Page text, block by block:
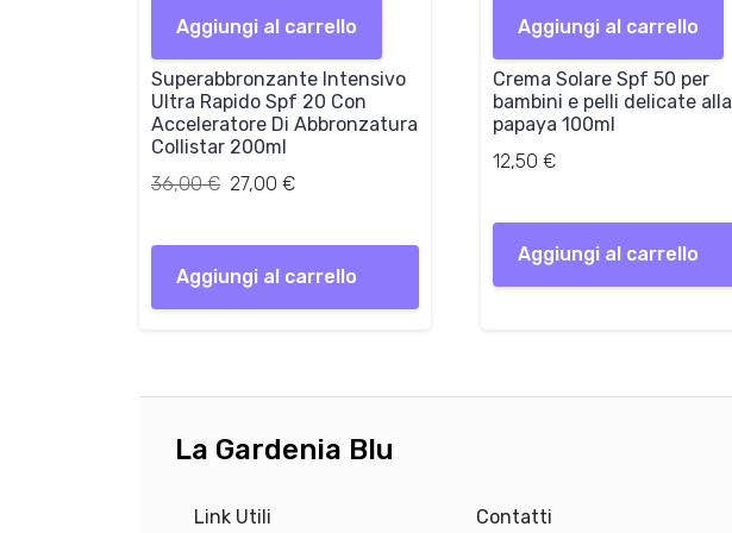
r
e
z
z
o
o
r
n
a
e
a
6
r
e
z
z
o
l
e
2
,
Aggiungi al carrello
Superabbronzante Intensivo
Ultra Rapido Spf 20 Con
Acceleratore Di Abbronzatura
Collistar 200ml
36,00€ Il
36,00 €.
27,00 €
27,00 €.
Aggiungi al carrello
Aggiungi al carrello
Crema Solare Spf 50 per
bambini e pelli delicate alla
papaya 100ml
12,50 €
Aggiungi al carrello
La Gardenia Blu
Link Utili Contatti